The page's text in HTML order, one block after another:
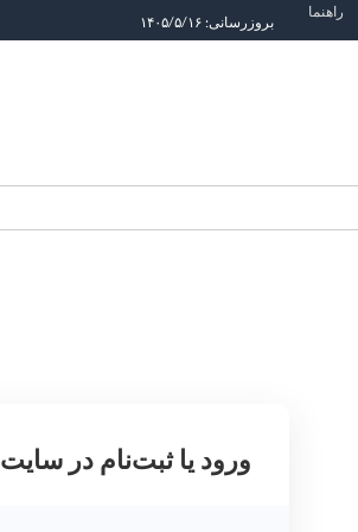
راهنما
بروزرسانی: ۱۴۰۵/۵/۱۶
ورود یا ثبت‌نام در سایت